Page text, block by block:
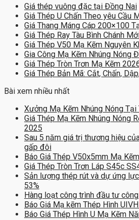
Giá thép vuông đặc tại Đồng Nai
Giá Thép U Chấn Theo yêu Cầu
Giá Thang Máng Cáp 200×100
Giá Thép Ray Tàu Bình Chánh
Giá Thép V50 Mạ Kẽm Nguyên
Gia Công Mạ Kẽm Nhúng Nóng
Giá Thép Tròn Trơn Mạ Kẽm
Giá Thép Bản Mã: Cắt, Chấn,
Bài xem nhiều nhất
Xưởng Mạ Kẽm Nhúng Nóng Tại
Giá Thép Mạ Kẽm Nhúng Nóng
2025
Sau 5 năm giá trị thương hiệu
gấp đôi
Báo Giá Thép V50x5mm Mạ
Giá Thép Tròn Trơn Láp S45c
Sản lượng thép rút và dự ứng
53%
Hàng loạt công trình đầu tư
Báo Giá Mạ kẽm Thép Hình
Báo Giá Thép Hình U Mạ Kẽm